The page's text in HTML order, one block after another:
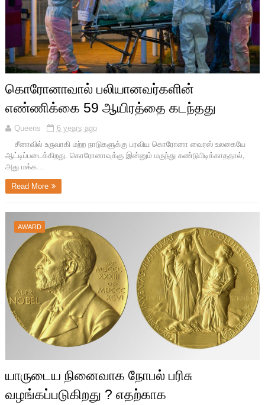
கொரோனாவால் பலியானவர்களின்
எண்ணிக்கை 59 ஆயிரத்தை கடந்தது
Queens
6 years ago
சீனாவில் உருவாகி மற்ற நாடுகளுக்கு பரவிய கொரோனா வைரஸ் உலகையே
ஆட்டிப்படைக்கிறது. கொரோனாவுக்கு இன்னும் மருந்து கண்டுபிடிக்காததால்,
அது மக்க...
Read More
AWARD
யாருடைய நினைவாக நோபல் பரிசு
வழங்கப்படுகிறது ? எதற்காக